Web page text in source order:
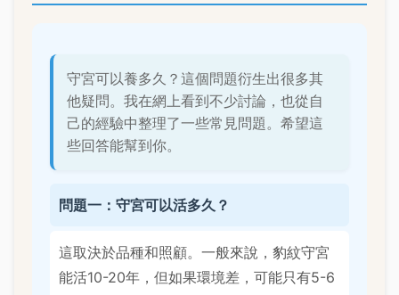
守宮可以養多久？這個問題衍生出很多其
他疑問。我在網上看到不少討論，也從自
己的經驗中整理了一些常見問題。希望這
些回答能幫到你。
問題一：守宮可以活多久？
這取決於品種和照顧。一般來說，豹紋守宮
能活10-20年，但如果環境差，可能只有5-6